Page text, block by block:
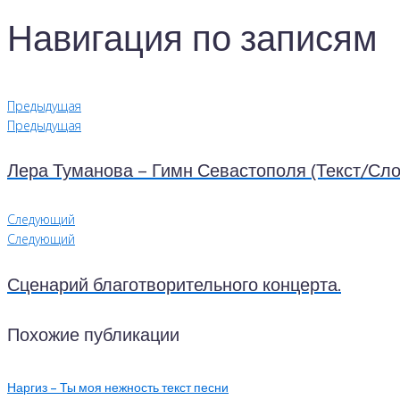
Навигация по записям
Предыдущая
Предыдущая
Лера Туманова – Гимн Севастополя (Текст/
Следующий
Следующий
Сценарий благотворительного концерта.
Похожие публикации
Наргиз – Ты моя нежность текст песни